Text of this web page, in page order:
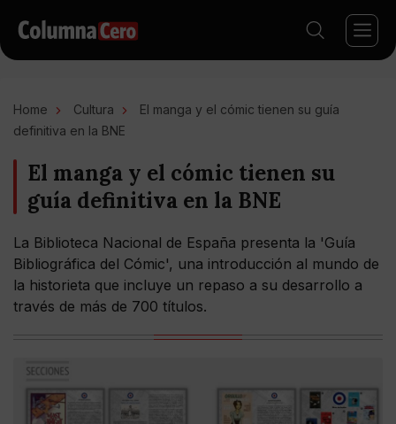
Home Cultura
El manga y el cómic tienen su guía
definitiva en la BNE
El manga y el cómic tienen su
guía definitiva en la BNE
La Biblioteca Nacional de España presenta la 'Guía
Bibliográfica del Cómic', una introducción al mundo de
la historieta que incluye un repaso a su desarrollo a
través de más de 700 títulos.